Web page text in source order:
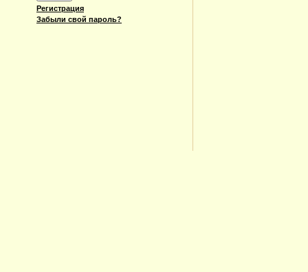
Регистрация
Забыли свой пароль?